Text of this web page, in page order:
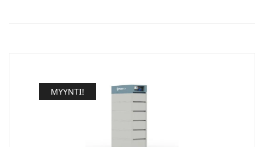
MYYNTI!